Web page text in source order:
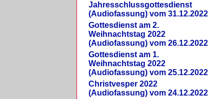
Jahresschlussgottesdienst
(Audiofassung) vom 31.12.2022
Gottesdienst am 2.
Weihnachtstag 2022
(Audiofassung) vom 26.12.2022
Gottesdienst am 1.
Weihnachtstag 2022
(Audiofassung) vom 25.12.2022
Christvesper 2022
(Audiofassung) vom 24.12.2022